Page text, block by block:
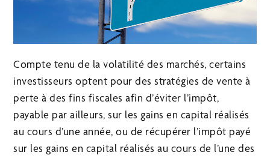
Compte tenu de la volatilité des marchés, certains
investisseurs optent pour des stratégies de vente à
perte à des fins fiscales afin d’éviter l’impôt,
payable par ailleurs, sur les gains en capital réalisés
au cours d’une année, ou de récupérer l’impôt payé
sur les gains en capital réalisés au cours de l’une des